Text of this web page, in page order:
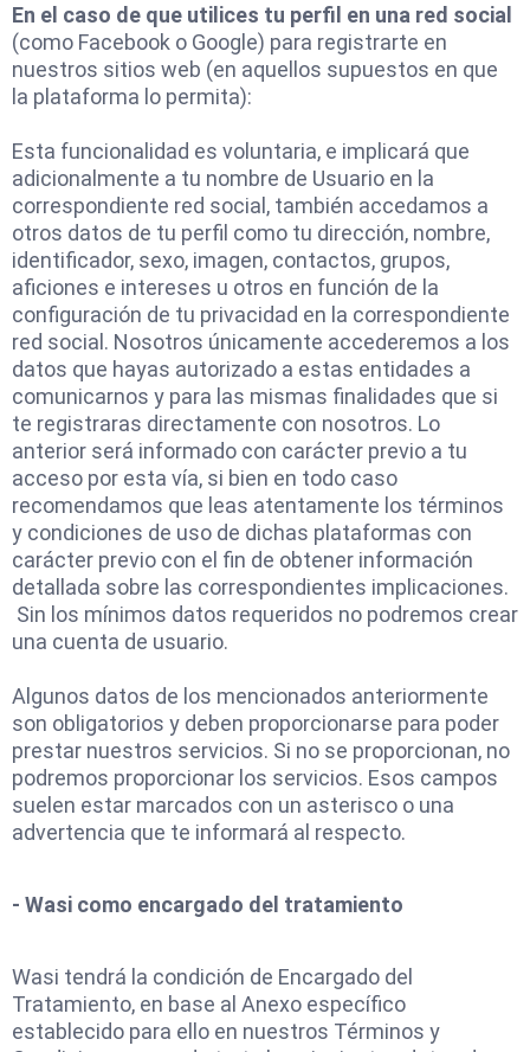
En el caso de que utilices tu perfil en una red social
(como Facebook o Google) para registrarte en
nuestros sitios web (en aquellos supuestos en que
la plataforma lo permita):
Esta funcionalidad es voluntaria, e implicará que
adicionalmente a tu nombre de Usuario en la
correspondiente red social, también accedamos a
otros datos de tu perfil como tu dirección, nombre,
identificador, sexo, imagen, contactos, grupos,
aficiones e intereses u otros en función de la
configuración de tu privacidad en la correspondiente
red social. Nosotros únicamente accederemos a los
datos que hayas autorizado a estas entidades a
comunicarnos y para las mismas finalidades que si
te registraras directamente con nosotros. Lo
anterior será informado con carácter previo a tu
acceso por esta vía, si bien en todo caso
recomendamos que leas atentamente los términos
y condiciones de uso de dichas plataformas con
carácter previo con el fin de obtener información
detallada sobre las correspondientes implicaciones.
Sin los mínimos datos requeridos no podremos crear
una cuenta de usuario.
Algunos datos de los mencionados anteriormente
son obligatorios y deben proporcionarse para poder
prestar nuestros servicios. Si no se proporcionan, no
podremos proporcionar los servicios. Esos campos
suelen estar marcados con un asterisco o una
advertencia que te informará al respecto.
- Wasi como encargado del tratamiento
Wasi tendrá la condición de Encargado del
Tratamiento, en base al Anexo específico
establecido para ello en nuestros Términos y